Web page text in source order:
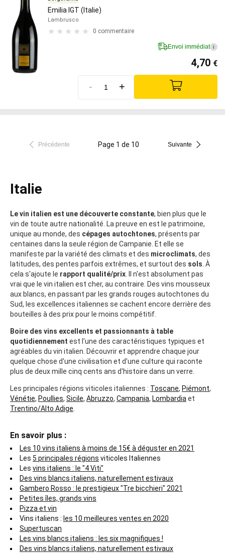
Emilia IGT (Italie)
Lambrusco
0 commentaire
Envoi immédiat i
4,70 €
- +
Précédente Page 1 de 10 Suivante
Italie
Le vin italien est une découverte constante, bien plus que le
vin de toute autre nationalité. La preuve en est le patrimoine,
unique au monde, des cépages autochtones, présents par
centaines dans la seule région de Campanie. Et elle se
manifeste par la variété des climats et des microclimats, des
latitudes, des pentes parfois extrêmes, et surtout des sols. À
cela s'ajoute le rapport qualité/prix. Il n'est absolument pas
vrai que le vin italien est cher, au contraire. Des vins mousseux
aux blancs, en passant par les grands rouges autochtones du
Sud, les excellences italiennes se cachent encore derrière des
bouteilles à des prix pour le moins compétitif.
Boire des vins excellents et passionnants à table
quotidiennement est l'une des caractéristiques typiques et
agréables du vin italien. Découvrir et apprendre chaque jour
quelque chose d'une civilisation et d'une culture qui raconte
plus de deux mille cinq cents ans d'histoire dans un verre.
Les principales régions viticoles italiennes : Toscane, Piémont,
Vénétie, Poullies, Sicile, Abruzzo, Campania, Lombardiaet
Trentino/Alto Adige.
En savoir plus :
Les 10 vins italiens à moins de 15€ à déguster en 2021
Les 5 principales régions viticoles Italiennes
Les vins italiens : le "4 Viti"
Des vins blancs italiens, naturellement estivaux
Gambero Rosso : le prestigieux "Tre bicchieri" 2021
Petites îles, grands vins
Pizza et vin
Vins italiens : les 10 meilleures ventes en 2020
Supertuscan
Les vins blancs italiens : les six magnifiques !
Des vins blancs italiens, naturellement estivaux